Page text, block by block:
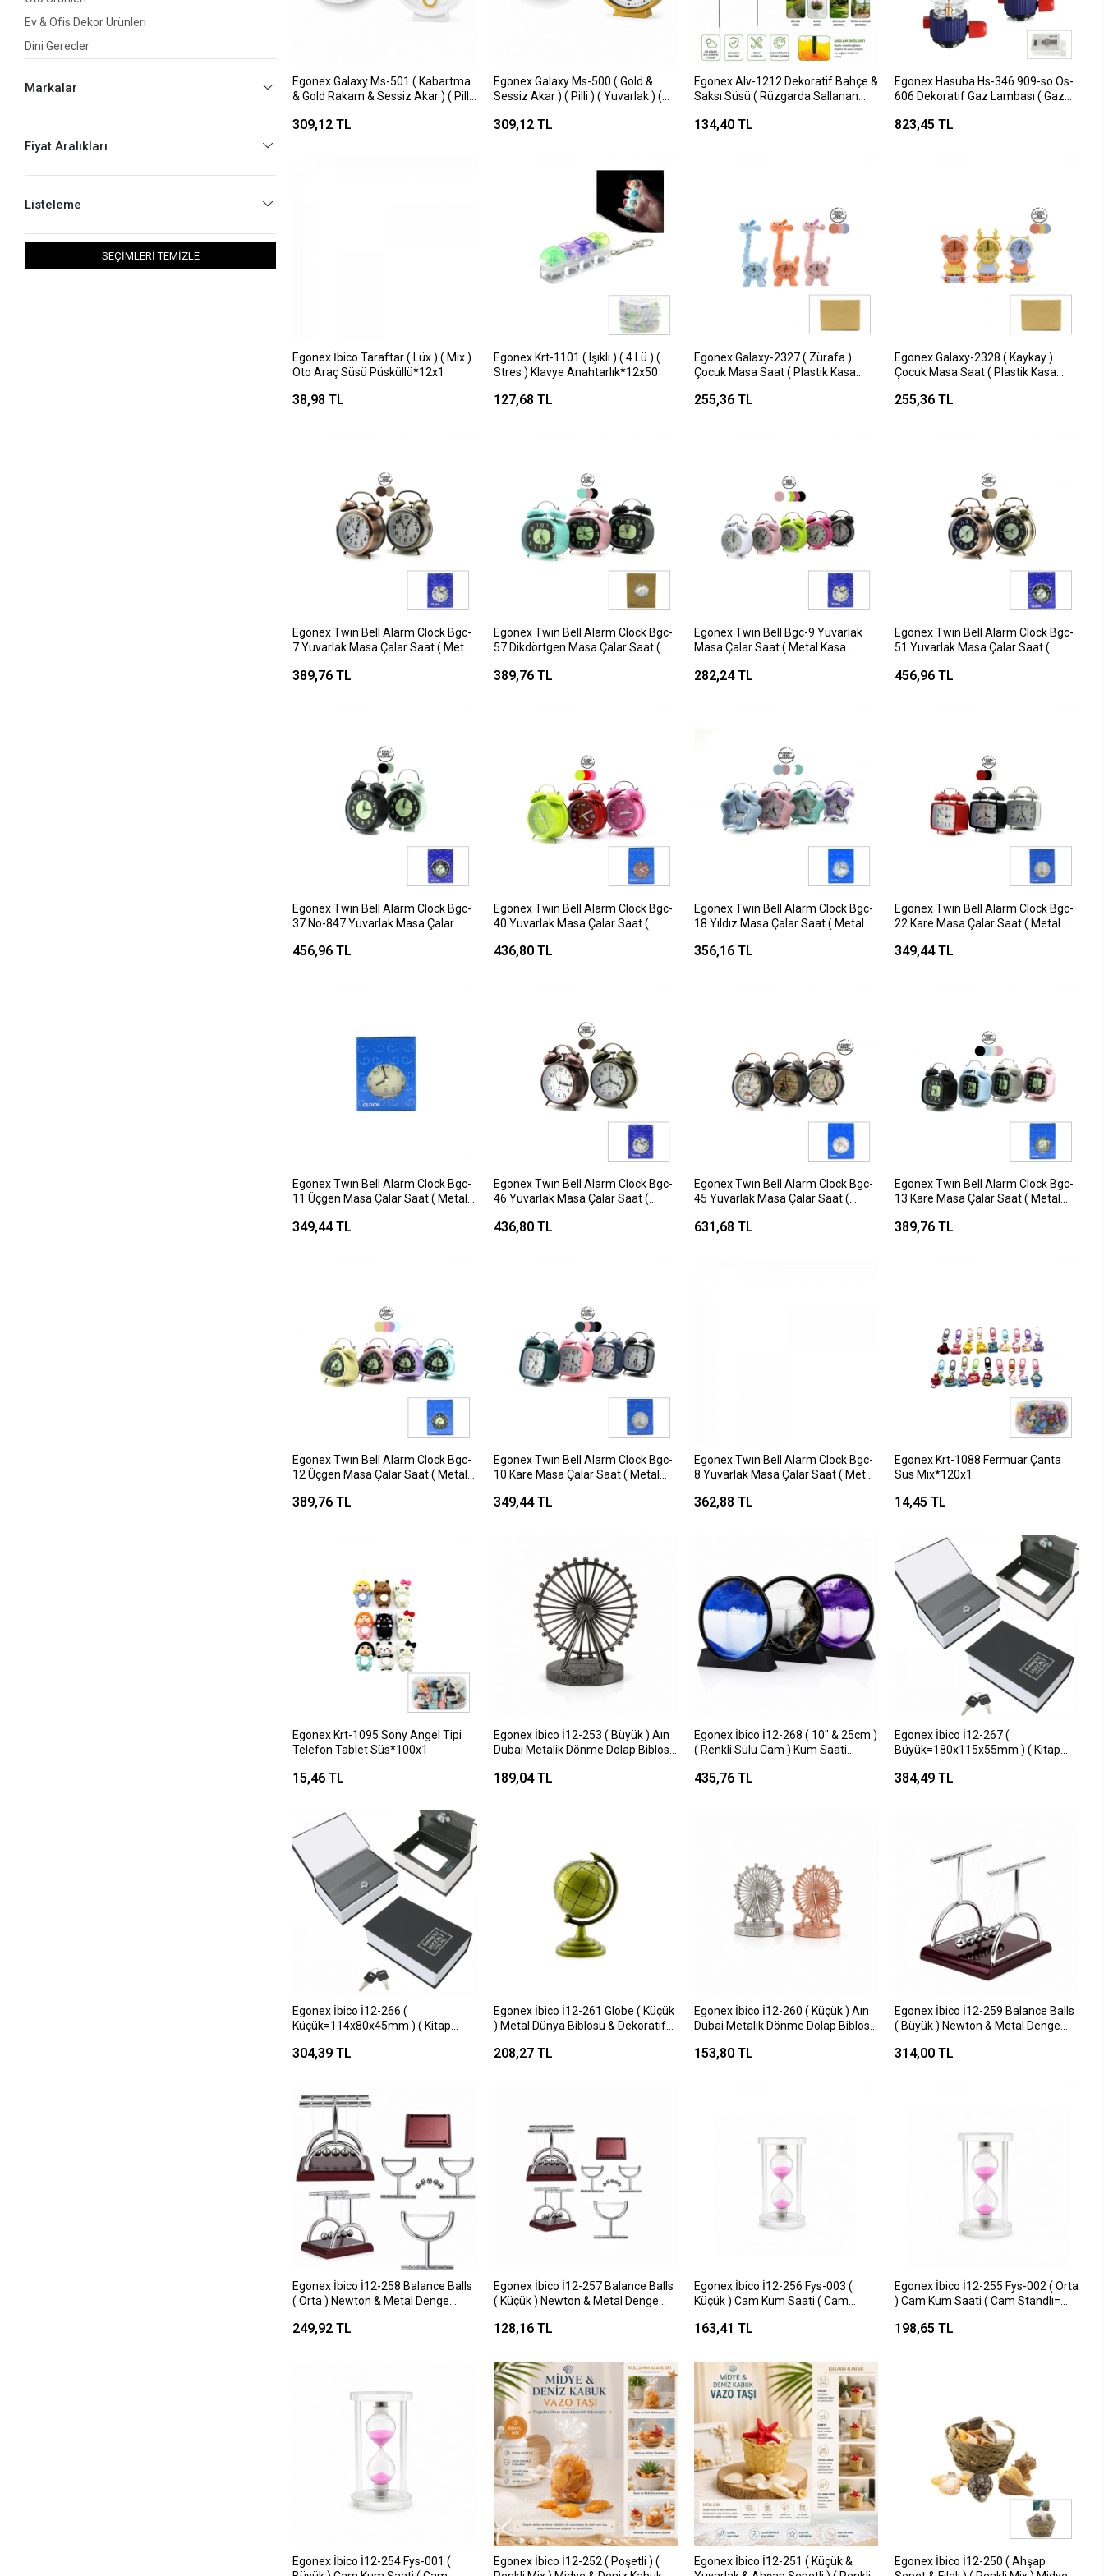
Ev & Ofis Dekor Ürünleri
Dini Gereçler
Kutu Grup
Ev & Okul & Ofis Malzemeleri
Kişisel Aksesuar
Markalar
Fiyat Aralıkları
Listeleme
SEÇİMLERİ TEMİZLE
Egonex Galaxy Ms-501 ( Kabartma
& Gold Rakam & Sessiz Akar ) ( Pilli
Kalınlık : 4cm ) Masa & Duvar
309,12 TL
Egonex Galaxy Ms-500 ( Gold &
Sessiz Akar ) ( Pilli ) ( Yuvarlak ) (
Masa & Duvar Saat*20=k
309,12 TL
Egonex Alv-1212 Dekoratif Bahçe &
Saksı Süsü ( Rüzgarda Sallanan
134,40 TL
Egonex Hasuba Hs-346 909-so Os-
606 Dekoratif Gaz Lambası ( Gaz
Hazneli Isıya Dayanıklı*100
823,45 TL
Egonex İbico Taraftar ( Lüx ) ( Mix )
Oto Araç Süsü Püsküllü*12x1
38,98 TL
Egonex Krt-1101 ( Işıklı ) ( 4 Lü ) (
Stres ) Klavye Anahtarlık*12x50
127,68 TL
Egonex Galaxy-2327 ( Zürafa )
Çocuk Masa Saat ( Plastik Kasa
255,36 TL
Egonex Galaxy-2328 ( Kaykay )
Çocuk Masa Saat ( Plastik Kasa
255,36 TL
Egonex Twın Bell Alarm Clock Bgc-
7 Yuvarlak Masa Çalar Saat ( Metal
8.cm )*100
389,76 TL
Egonex Twın Bell Alarm Clock Bgc-
57 Dikdörtgen Masa Çalar Saat (
Fosforlu )*60
389,76 TL
Egonex Twın Bell Bgc-9 Yuvarlak
Masa Çalar Saat ( Metal Kasa
)*100
282,24 TL
Egonex Twın Bell Alarm Clock Bgc-
51 Yuvarlak Masa Çalar Saat (
Fosforlu ) ( Çap: 10cm )*60
456,96 TL
Egonex Twın Bell Alarm Clock Bgc-
37 No-847 Yuvarlak Masa Çalar
Işıklı & Fosforlu ) ( Çap: 11cm )*60
456,96 TL
Egonex Twın Bell Alarm Clock Bgc-
40 Yuvarlak Masa Çalar Saat (
Çap: 10cm )*60
436,80 TL
Egonex Twın Bell Alarm Clock Bgc-
18 Yıldız Masa Çalar Saat ( Metal
8.8cm )*100
356,16 TL
Egonex Twın Bell Alarm Clock Bgc-
22 Kare Masa Çalar Saat ( Metal
349,44 TL
Egonex Twın Bell Alarm Clock Bgc-
11 Üçgen Masa Çalar Saat ( Metal
7.2cm )*100
349,44 TL
Egonex Twın Bell Alarm Clock Bgc-
46 Yuvarlak Masa Çalar Saat (
Çap: 10cm )*60
436,80 TL
Egonex Twın Bell Alarm Clock Bgc-
45 Yuvarlak Masa Çalar Saat (
Pilli & Işıklı ) ( Çap: 10cm )*60
631,68 TL
Egonex Twın Bell Alarm Clock Bgc-
13 Kare Masa Çalar Saat ( Metal
)*100
389,76 TL
Egonex Twın Bell Alarm Clock Bgc-
12 Üçgen Masa Çalar Saat ( Metal
)*100
389,76 TL
Egonex Twın Bell Alarm Clock Bgc-
10 Kare Masa Çalar Saat ( Metal
8.8cm )*100
349,44 TL
Egonex Twın Bell Alarm Clock Bgc-
8 Yuvarlak Masa Çalar Saat ( Metal
( Çap: 8cm )*60
362,88 TL
Egonex Krt-1088 Fermuar Çanta
Süs Mix*120x1
14,45 TL
Egonex Krt-1095 Sony Angel Tipi
Telefon Tablet Süs*100x1
15,46 TL
Egonex İbico İ12-253 ( Büyük ) Aın
Dubai Metalik Dönme Dolap Biblosu
Bakır )*200
189,04 TL
Egonex İbico İ12-268 ( 10" & 25cm )
( Renkli Sulu Cam ) Kum Saati
435,76 TL
Egonex İbico İ12-267 (
Büyük=180x115x55mm ) ( Kitap
Renkli*36
384,49 TL
Egonex İbico İ12-266 (
Küçük=114x80x45mm ) ( Kitap
Renkli*48
304,39 TL
Egonex İbico İ12-261 Globe ( Küçük
) Metal Dünya Biblosu & Dekoratif
208,27 TL
Egonex İbico İ12-260 ( Küçük ) Aın
Dubai Metalik Dönme Dolap Biblosu
Bakır )*200
153,80 TL
Egonex İbico İ12-259 Balance Balls
( Büyük ) Newton & Metal Denge
314,00 TL
Egonex İbico İ12-258 Balance Balls
( Orta ) Newton & Metal Denge
249,92 TL
Egonex İbico İ12-257 Balance Balls
( Küçük ) Newton & Metal Denge
128,16 TL
Egonex İbico İ12-256 Fys-003 (
Küçük ) Cam Kum Saati ( Cam
)*96
163,41 TL
Egonex İbico İ12-255 Fys-002 ( Orta
) Cam Kum Saati ( Cam Standlı=
198,65 TL
Egonex İbico İ12-254 Fys-001 (
Egonex İbico İ12-252 ( Poşetli ) (
Egonex İbico İ12-251 ( Küçük &
Egonex İbico İ12-250 ( Ahşap